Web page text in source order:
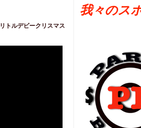
我々のス
リトルデビークリスマス